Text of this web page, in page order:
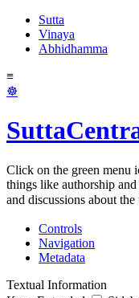
Sutta
Vinaya
Abhidhamma
≡
☸
Click on the green menu
things like authorship
and discussions about the
Controls
Navigation
Metadata
Textual Information